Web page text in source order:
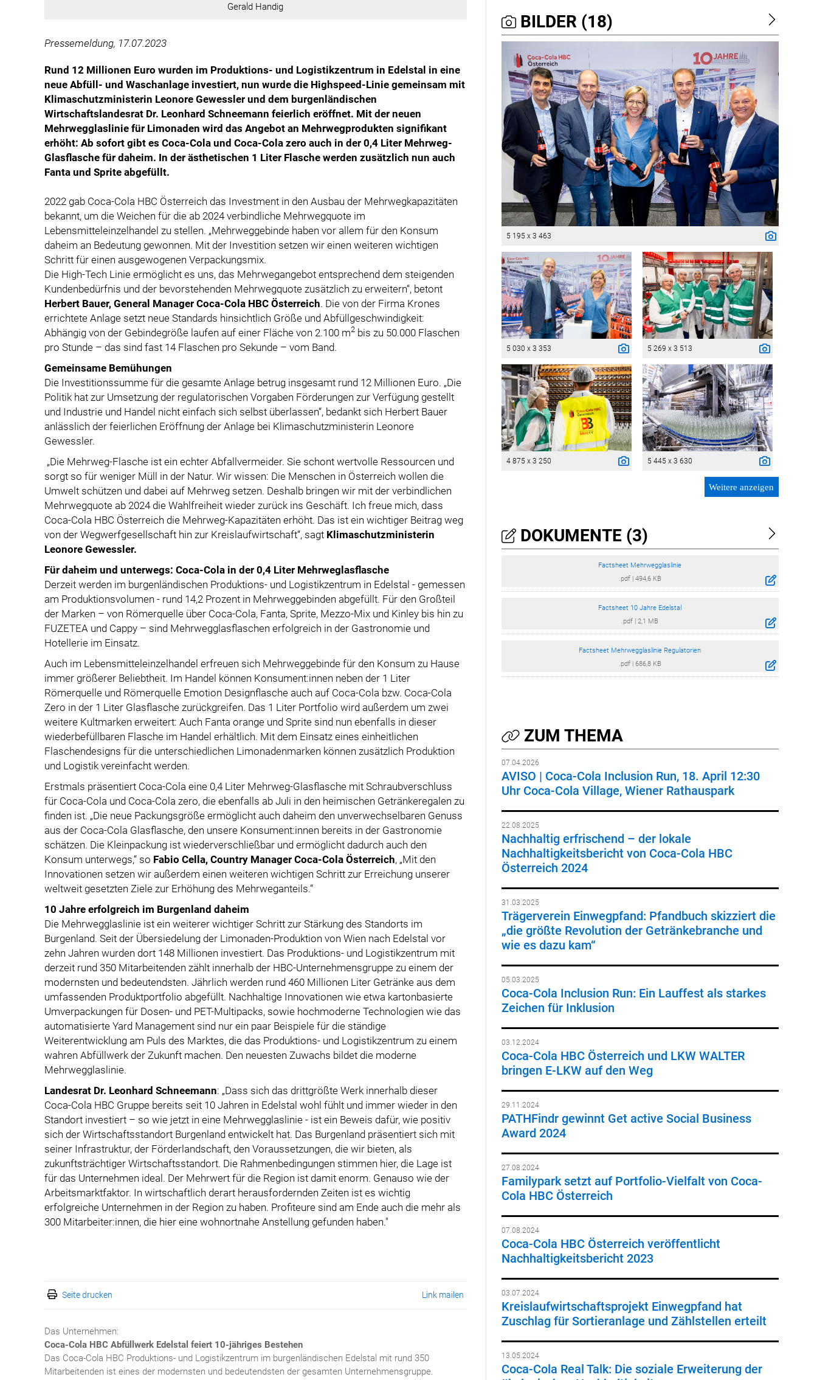
Gerald Handig
Pressemeldung, 17.07.2023
Rund 12 Millionen Euro wurden im Produktions- und Logistikzentrum in Edelstal in eine
neue Abfüll- und Waschanlage investiert, nun wurde die Highspeed-Linie gemeinsam mit
Klimaschutzministerin Leonore Gewessler und dem burgenländischen
Wirtschaftslandesrat Dr. Leonhard Schneemann feierlich eröffnet. Mit der neuen
Mehrwegglaslinie für Limonaden wird das Angebot an Mehrwegprodukten signifikant
erhöht: Ab sofort gibt es Coca-Cola und Coca-Cola zero auch in der 0,4 Liter Mehrweg-
Glasflasche für daheim. In der ästhetischen 1 Liter Flasche werden zusätzlich nun auch
Fanta und Sprite abgefüllt.
2022 gab Coca-Cola HBC Österreich das Investment in den Ausbau der Mehrwegkapazitäten
bekannt, um die Weichen für die ab 2024 verbindliche Mehrwegquote im
Lebensmitteleinzelhandel zu stellen. „Mehrweggebinde haben vor allem für den Konsum
daheim an Bedeutung gewonnen. Mit der Investition setzen wir einen weiteren wichtigen
Schritt für einen ausgewogenen Verpackungsmix.
Die High-Tech Linie ermöglicht es uns, das Mehrwegangebot entsprechend dem steigenden
Kundenbedürfnis und der bevorstehenden Mehrwegquote zusätzlich zu erweitern“, betont
Herbert Bauer, General Manager Coca-Cola HBC Österreich. Die von der Firma Krones
errichtete Anlage setzt neue Standards hinsichtlich Größe und Abfüllgeschwindigkeit:
Abhängig von der Gebindegröße laufen auf einer Fläche von 2.100 m2 bis zu 50.000 Flaschen
pro Stunde – das sind fast 14 Flaschen pro Sekunde – vom Band.
Gemeinsame Bemühungen
Die Investitionssumme für die gesamte Anlage betrug insgesamt rund 12 Millionen Euro. „Die
Politik hat zur Umsetzung der regulatorischen Vorgaben Förderungen zur Verfügung gestellt
und Industrie und Handel nicht einfach sich selbst überlassen“, bedankt sich Herbert Bauer
anlässlich der feierlichen Eröffnung der Anlage bei Klimaschutzministerin Leonore
Gewessler.
„Die Mehrweg-Flasche ist ein echter Abfallvermeider. Sie schont wertvolle Ressourcen und
sorgt so für weniger Müll in der Natur. Wir wissen: Die Menschen in Österreich wollen die
Umwelt schützen und dabei auf Mehrweg setzen. Deshalb bringen wir mit der verbindlichen
Mehrwegquote ab 2024 die Wahlfreiheit wieder zurück ins Geschäft. Ich freue mich, dass
Coca-Cola HBC Österreich die Mehrweg-Kapazitäten erhöht. Das ist ein wichtiger Beitrag weg
von der Wegwerfgesellschaft hin zur Kreislaufwirtschaft“, sagt Klimaschutzministerin
Leonore Gewessler.
Für daheim und unterwegs: Coca-Cola in der 0,4 Liter Mehrweglasflasche
Derzeit werden im burgenländischen Produktions- und Logistikzentrum in Edelstal - gemessen
am Produktionsvolumen - rund 14,2 Prozent in Mehrweggebinden abgefüllt. Für den Großteil
der Marken – von Römerquelle über Coca-Cola, Fanta, Sprite, Mezzo-Mix und Kinley bis hin zu
FUZETEA und Cappy – sind Mehrwegglasflaschen erfolgreich in der Gastronomie und
Hotellerie im Einsatz.
Auch im Lebensmitteleinzelhandel erfreuen sich Mehrweggebinde für den Konsum zu Hause
immer größerer Beliebtheit. Im Handel können Konsument:innen neben der 1 Liter
Römerquelle und Römerquelle Emotion Designflasche auch auf Coca-Cola bzw. Coca-Cola
Zero in der 1 Liter Glasflasche zurückgreifen. Das 1 Liter Portfolio wird außerdem um zwei
weitere Kultmarken erweitert: Auch Fanta orange und Sprite sind nun ebenfalls in dieser
wiederbefüllbaren Flasche im Handel erhältlich. Mit dem Einsatz eines einheitlichen
Flaschendesigns für die unterschiedlichen Limonadenmarken können zusätzlich Produktion
und Logistik vereinfacht werden.
Erstmals präsentiert Coca-Cola eine 0,4 Liter Mehrweg-Glasflasche mit Schraubverschluss
für Coca-Cola und Coca-Cola zero, die ebenfalls ab Juli in den heimischen Getränkeregalen zu
finden ist. „Die neue Packungsgröße ermöglicht auch daheim den unverwechselbaren Genuss
aus der Coca-Cola Glasflasche, den unsere Konsument:innen bereits in der Gastronomie
schätzen. Die Kleinpackung ist wiederverschließbar und ermöglicht dadurch auch den
Konsum unterwegs,“ so Fabio Cella, Country Manager Coca-Cola Österreich, „Mit den
Innovationen setzen wir außerdem einen weiteren wichtigen Schritt zur Erreichung unserer
weltweit gesetzten Ziele zur Erhöhung des Mehrweganteils.“
10 Jahre erfolgreich im Burgenland daheim
Die Mehrwegglaslinie ist ein weiterer wichtiger Schritt zur Stärkung des Standorts im
Burgenland. Seit der Übersiedelung der Limonaden-Produktion von Wien nach Edelstal vor
zehn Jahren wurden dort 148 Millionen investiert. Das Produktions- und Logistikzentrum mit
derzeit rund 350 Mitarbeitenden zählt innerhalb der HBC-Unternehmensgruppe zu einem der
modernsten und bedeutendsten. Jährlich werden rund 460 Millionen Liter Getränke aus dem
umfassenden Produktportfolio abgefüllt. Nachhaltige Innovationen wie etwa kartonbasierte
Umverpackungen für Dosen- und PET-Multipacks, sowie hochmoderne Technologien wie das
automatisierte Yard Management sind nur ein paar Beispiele für die ständige
Weiterentwicklung am Puls des Marktes, die das Produktions- und Logistikzentrum zu einem
wahren Abfüllwerk der Zukunft machen. Den neuesten Zuwachs bildet die moderne
Mehrwegglaslinie.
Landesrat Dr. Leonhard Schneemann: „Dass sich das drittgrößte Werk innerhalb dieser
Coca-Cola HBC Gruppe bereits seit 10 Jahren in Edelstal wohl fühlt und immer wieder in den
Standort investiert – so wie jetzt in eine Mehrwegglaslinie - ist ein Beweis dafür, wie positiv
sich der Wirtschaftsstandort Burgenland entwickelt hat. Das Burgenland präsentiert sich mit
seiner Infrastruktur, der Förderlandschaft, den Voraussetzungen, die wir bieten, als
zukunftsträchtiger Wirtschaftsstandort. Die Rahmenbedingungen stimmen hier, die Lage ist
für das Unternehmen ideal. Der Mehrwert für die Region ist damit enorm. Genauso wie der
Arbeitsmarktfaktor. In wirtschaftlich derart herausfordernden Zeiten ist es wichtig
erfolgreiche Unternehmen in der Region zu haben. Profiteure sind am Ende auch die mehr als
300 Mitarbeiter:innen, die hier eine wohnortnahe Anstellung gefunden haben."
Seite drucken Link mailen
Das Unternehmen:
Coca-Cola HBC Abfüllwerk Edelstal feiert 10-jähriges Bestehen
Das Coca-Cola HBC Produktions- und Logistikzentrum im burgenländischen Edelstal mit rund 350
Mitarbeitenden ist eines der modernsten und bedeutendsten der gesamten Unternehmensgruppe.
BILDER (18)
5 195 x 3 463
5 030 x 3 353 5 269 x 3 513
4 875 x 3 250 5 445 x 3 630
Weitere anzeigen
DOKUMENTE (3)
Factsheet Mehrwegglaslinie
.pdf| 494,6 KB
Factsheet 10 Jahre Edelstal
.pdf |2,1 MB
Factsheet Mehrwegglaslinie Regulatorien
.pdf| 686,8 KB
ZUM THEMA
07.04.2026
AVISO | Coca-Cola Inclusion Run, 18. April 12:30
Uhr Coca-Cola Village, Wiener Rathauspark
22.08.2025
Nachhaltig erfrischend – der lokale
Nachhaltigkeitsbericht von Coca-Cola HBC
Österreich 2024
31.03.2025
Trägerverein Einwegpfand: Pfandbuch skizziert die
„die größte Revolution der Getränkebranche und
wie es dazu kam“
05.03.2025
Coca-Cola Inclusion Run: Ein Lauffest als starkes
Zeichen für Inklusion
03.12.2024
Coca-Cola HBC Österreich und LKW WALTER
bringen E-LKW auf den Weg
29.11.2024
PATHFindr gewinnt Get active Social Business
Award 2024
27.08.2024
Familypark setzt auf Portfolio-Vielfalt von Coca-
Cola HBC Österreich
07.08.2024
Coca-Cola HBC Österreich veröffentlicht
Nachhaltigkeitsbericht 2023
03.07.2024
Kreislaufwirtschaftsprojekt Einwegpfand hat
Zuschlag für Sortieranlage und Zählstellen erteilt
13.05.2024
Coca-Cola Real Talk: Die soziale Erweiterung der